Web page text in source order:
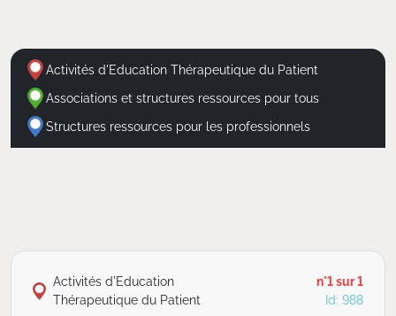
Activités d'Education Thérapeutique du Patient
Associations et structures ressources pour tous
Structures ressources pour les professionnels
Activités d'Education
Thérapeutique du Patient
n°1 sur 1
Id: 988